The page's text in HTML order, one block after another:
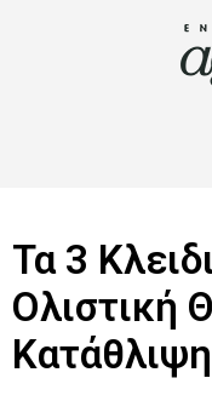
Τα 3
Ολιστική